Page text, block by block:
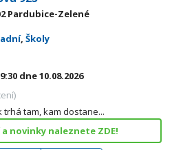
Pardubice-Zelené
, Školy
dne 10.08.2026
trhá tam, kam dostane...
novinky naleznete ZDE!